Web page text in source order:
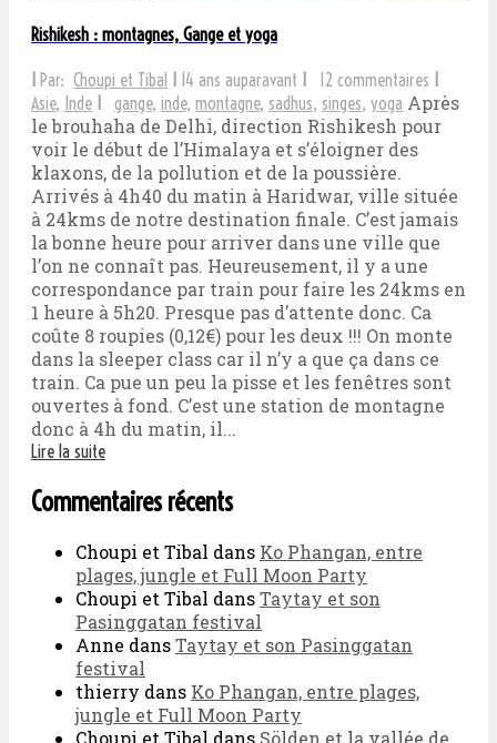
Rishikesh : montagnes, Gange et yoga
I Par: Choupi et Tibal I 14 ans auparavant I 12 commentaires I
Asie, Inde I gange, inde, montagne, sadhus, singes, yoga Après
le brouhaha de Delhi, direction Rishikesh pour
voir le début de l’Himalaya et s’éloigner des
klaxons, de la pollution et de la poussière.
Arrivés à 4h40 du matin à Haridwar, ville située
à 24kms de notre destination finale. C’est jamais
la bonne heure pour arriver dans une ville que
l’on ne connaît pas. Heureusement, il y a une
correspondance par train pour faire les 24kms en
1 heure à 5h20. Presque pas d’attente donc. Ca
coûte 8 roupies (0,12€) pour les deux !!! On monte
dans la sleeper class car il n’y a que ça dans ce
train. Ca pue un peu la pisse et les fenêtres sont
ouvertes à fond. C’est une station de montagne
donc à 4h du matin, il...
Lire la suite
Commentaires récents
Choupi et Tibal dans Ko Phangan, entre
plages, jungle et Full Moon Party
Choupi et Tibal dansTaytay et son
Pasinggatan festival
Anne dansTaytay et son Pasinggatan
festival
thierry dans Ko Phangan, entre plages,
jungle et Full Moon Party
Choupi et Tibal dans Sölden et la vallée de